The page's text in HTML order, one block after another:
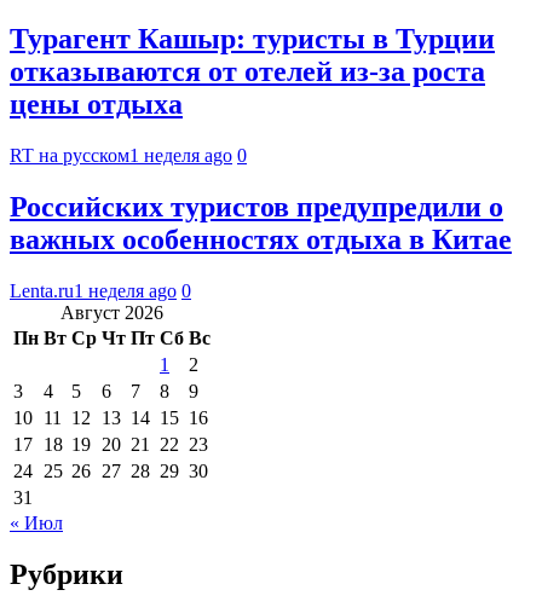
Турагент Кашыр: туристы в Турции
отказываются от отелей из-за роста
цены отдыха
RT на русском1 неделя ago 0
Российских туристов предупредили о
важных особенностях отдыха в Китае
Lenta.ru1 неделя ago 0
Август 2026
Пн Вт Ср Чт Пт Сб Вс
1
2
3
4 5 6 7 8
9
10 11 12 13 14 15 16
17 18 19 20 21 22 23
24 25 26 27 28 29 30
31
« Июл
Рубрики